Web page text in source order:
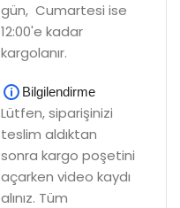
gün, Cumartesi ise
12:00'e kadar
kargolanır.
Bilgilendirme
Lütfen, siparişinizi
teslim aldıktan
sonra kargo poşetini
açarken video kaydı
alınız. Tüm